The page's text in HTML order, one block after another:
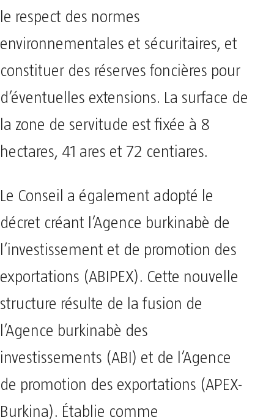
le respect des normes
environnementales et sécuritaires, et
constituer des réserves foncières pour
d’éventuelles extensions. La surface de
la zone de servitude est fixée à 8
hectares, 41 ares et 72 centiares.
Le Conseil a également adopté le
décret créant l’Agence burkinabè de
l’investissement et de promotion des
exportations (ABIPEX). Cette nouvelle
structure résulte de la fusion de
l’Agence burkinabè des
investissements (ABI) et de l’Agence
de promotion des exportations (APEX-
Burkina). Établie comme